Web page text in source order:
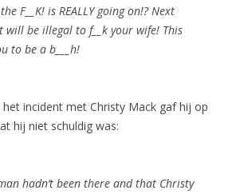
F__K! is REALLY going on!? Next
will be illegal to f__k your wife! This
to be a b___h!
het incident met Christy Mack gaf hij op
hij niet schuldig was:
hadn’t been there and that Christy